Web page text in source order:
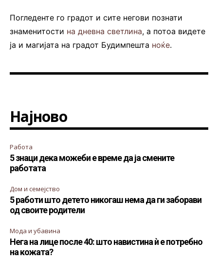
Погледенте го градот и сите негови познати
знаменитости на дневна светлина, а потоа видете
ја и магијата на градот Будимпешта ноќе.
Најново
Работа
5 знаци дека можеби е време да ја смените
работата
Дом и семејство
5 работи што детето никогаш нема да ги заборави
од своите родители
Мода и убавина
Нега на лице после 40: што навистина ѝ е потребно
на кожата?